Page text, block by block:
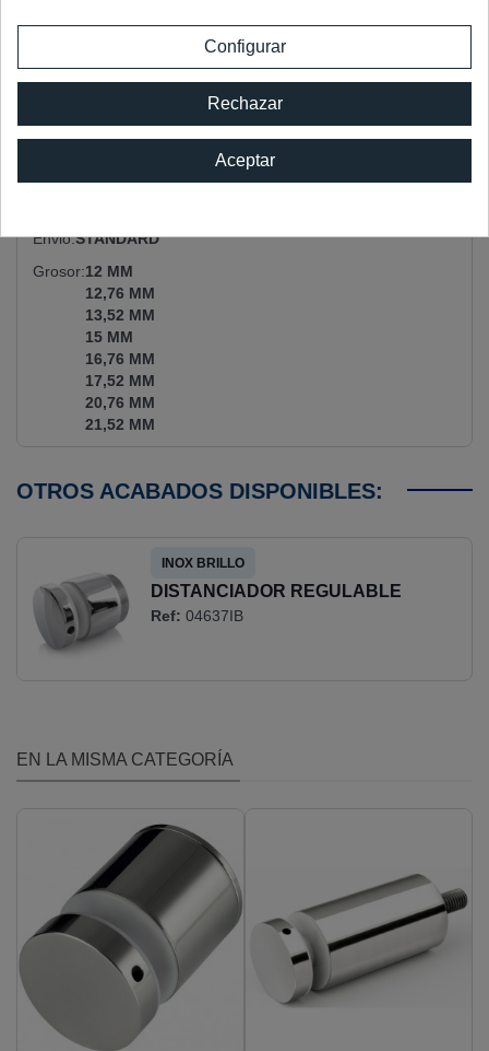
Detalles del producto
FICHA TÉCNICA
4637IM
Diametro Ø 50
Envio STANDARD
Grosor 12 MM
12,76 MM
13,52 MM
15 MM
16,76 MM
17,52 MM
20,76 MM
21,52 MM
OTROS ACABADOS DISPONIBLES:
DISTANCIADOR REGULABLE
DIAMETRO 50MM.
INOX BRILLO
Ref: 04637IB
EN LA MISMA CATEGORÍA
Configurar
Rechazar
Aceptar